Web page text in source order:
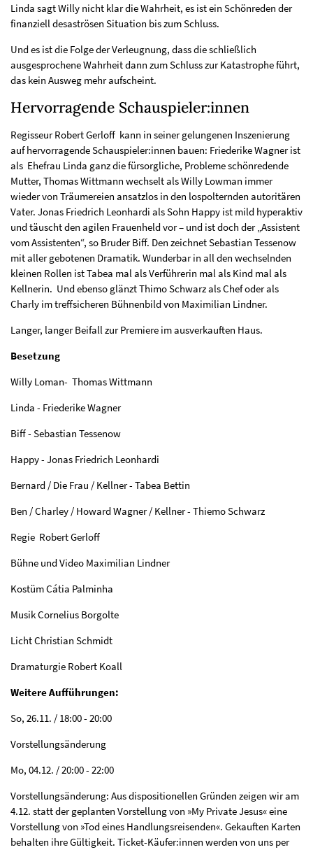
Linda sagt Willy nicht klar die Wahrheit, es ist ein Schönreden der
finanziell desaströsen Situation bis zum Schluss.
Und es ist die Folge der Verleugnung, dass die schließlich
ausgesprochene Wahrheit dann zum Schluss zur Katastrophe führt,
das kein Ausweg mehr aufscheint.
Hervorragende Schauspieler:innen
Regisseur Robert Gerloff kann in seiner gelungenen Inszenierung
auf hervorragende Schauspieler:innen bauen: Friederike Wagner ist
als Ehefrau Linda ganz die fürsorgliche, Probleme schönredende
Mutter, Thomas Wittmann wechselt als Willy Lowman immer
wieder von Träumereien ansatzlos in den lospolternden autoritären
Vater. Jonas Friedrich Leonhardi als Sohn Happy ist mild hyperaktiv
und täuscht den agilen Frauenheld vor – und ist doch der „Assistent
vom Assistenten“, so Bruder Biff. Den zeichnet Sebastian Tessenow
mit aller gebotenen Dramatik. Wunderbar in all den wechselnden
kleinen Rollen ist Tabea mal als Verführerin mal als Kind mal als
Kellnerin. Und ebenso glänzt Thimo Schwarz als Chef oder als
Charly im treffsicheren Bühnenbild von Maximilian Lindner.
Langer, langer Beifall zur Premiere im ausverkauften Haus.
Besetzung
Willy Loman- Thomas Wittmann
Linda - Friederike Wagner
Biff - Sebastian Tessenow
Happy - Jonas Friedrich Leonhardi
Bernard / Die Frau / Kellner - Tabea Bettin
Ben / Charley / Howard Wagner / Kellner - Thiemo Schwarz
Regie Robert Gerloff
Bühne und Video Maximilian Lindner
Kostüm Cátia Palminha
Musik Cornelius Borgolte
Licht Christian Schmidt
Dramaturgie Robert Koall
Weitere Aufführungen:
So, 26.11. / 18:00 - 20:00
Vorstellungsänderung
Mo, 04.12. / 20:00 - 22:00
Vorstellungsänderung: Aus dispositionellen Gründen zeigen wir am
4.12. statt der geplanten Vorstellung von »My Private Jesus« eine
Vorstellung von »Tod eines Handlungsreisenden«. Gekauften Karten
behalten ihre Gültigkeit. Ticket-Käufer:innen werden von uns per